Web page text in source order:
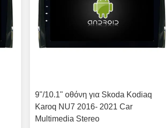
9"/10.1" οθόνη για Skoda Kodiaq
Karoq NU7 2016- 2021 Car
Multimedia Stereo